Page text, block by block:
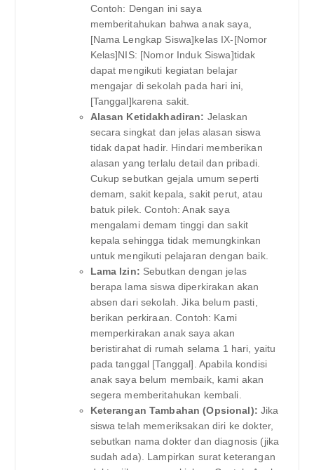
Contoh: Dengan ini saya
memberitahukan bahwa anak saya,
[Nama Lengkap Siswa]kelas IX-[Nomor
Kelas]NIS: [Nomor Induk Siswa]tidak
dapat mengikuti kegiatan belajar
mengajar di sekolah pada hari ini,
[Tanggal]karena sakit.
Alasan Ketidakhadiran: Jelaskan
secara singkat dan jelas alasan siswa
tidak dapat hadir. Hindari memberikan
alasan yang terlalu detail dan pribadi.
Cukup sebutkan gejala umum seperti
demam, sakit kepala, sakit perut, atau
batuk pilek. Contoh: Anak saya
mengalami demam tinggi dan sakit
kepala sehingga tidak memungkinkan
untuk mengikuti pelajaran dengan baik.
Lama Izin: Sebutkan dengan jelas
berapa lama siswa diperkirakan akan
absen dari sekolah. Jika belum pasti,
berikan perkiraan. Contoh: Kami
memperkirakan anak saya akan
beristirahat di rumah selama 1 hari, yaitu
pada tanggal [Tanggal]. Apabila kondisi
anak saya belum membaik, kami akan
segera memberitahukan kembali.
Keterangan Tambahan (Opsional): Jika
siswa telah memeriksakan diri ke dokter,
sebutkan nama dokter dan diagnosis (jika
sudah ada). Lampirkan surat keterangan